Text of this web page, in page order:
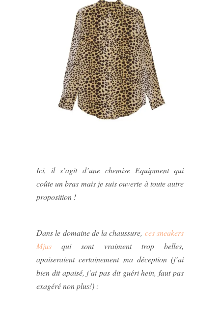
Ici, il s’agit d’une chemise Equipment qui
coûte un bras mais je suis ouverte à toute autre
proposition !
Dans le domaine de la chaussure, ces sneakers
Mjus qui sont vraiment trop belles,
apaiseraient certainement ma déception (j’ai
bien dit apaisé, j’ai pas dit guéri hein, faut pas
exagéré non plus!) :